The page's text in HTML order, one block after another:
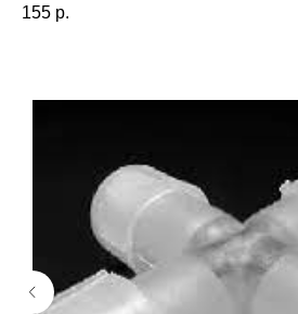
155 р.